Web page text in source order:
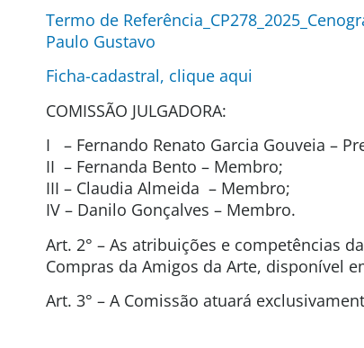
Termo de
Paulo Gustavo
Ficha-cadastral, clique aqui
COMISSÃO JULGADORA:
I – Fernando Renato Garcia Gouveia –
II – Fernanda Bento – Membro;
III – Claudia Almeida – Membro;
IV – Danilo Gonçalves – Membro.
Art. 2° – As atribuições e competências
Compras da Amigos da Arte, disponível
Art. 3° – A Comissão atuará